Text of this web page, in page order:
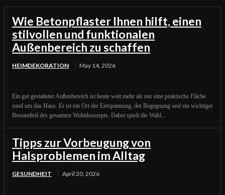
Wie Betonpflaster Ihnen hilft, einen
stilvollen und funktionalen
Außenbereich zu schaffen
HEIMDEKORATION May 14, 2026
Ein gut gestalteter Außenbereich ist heute weit mehr als nur eine praktische Fläche
rund um das Haus. Er ist ein Ort der Entspannung, der Begegnung und ein wichtiger
Bestandteil des gesamten Wohnkonzepts. Dabei spielt die Wahl...
Tipps zur Vorbeugung von
Halsproblemen im Alltag
GESUNDHEIT April 20, 2026